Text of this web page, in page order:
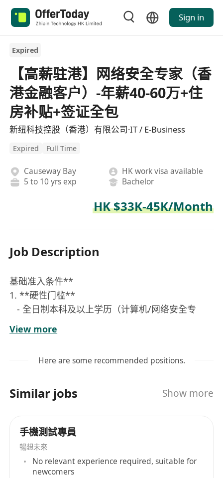
Sign in
Expired
【高薪驻港】网络安全专家（香
港金融客户）-年薪40-60万+住
房补贴+签证全包
新纽科技控股（香港）有限公司·IT / E-Business
Expired Full Time
Causeway Bay
HK work visa available
5 to 10 yrs exp
Bachelor
HK $33K-45K/Month
Job Description
基础准入条件**
1. **硬性门槛**
- 全日制本科及以上学历（计算机/网络安全专
业，需学信网可查）
- 4年以上金融/保险行业网络安全经验（需提供至
- 持有CISP/CISSP/CISA证书（三选一，持香港认
2. **技能要求**
- 具备保险业渗透测试实战经验（需提供测试报告
模板，隐去敏感信息）
- 熟悉香港《网络安全法》及GDPR跨境数据传输
View more
Here are some recommended positions.
Similar jobs Show more
手機測試專員
暢想未來
No relevant experience required, suitable for
newcomers